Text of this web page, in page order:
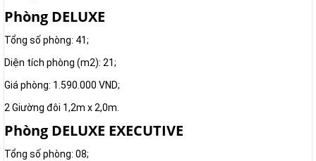
Phòng DELUXE
Tổng số phòng: 41;
Diện tích phòng (m2): 21;
Giá phòng: 1.590.000 VND;
2 Giường đôi 1,2m x 2,0m.
Phòng DELUXE EXECUTIVE
Tổng số phòng: 08;